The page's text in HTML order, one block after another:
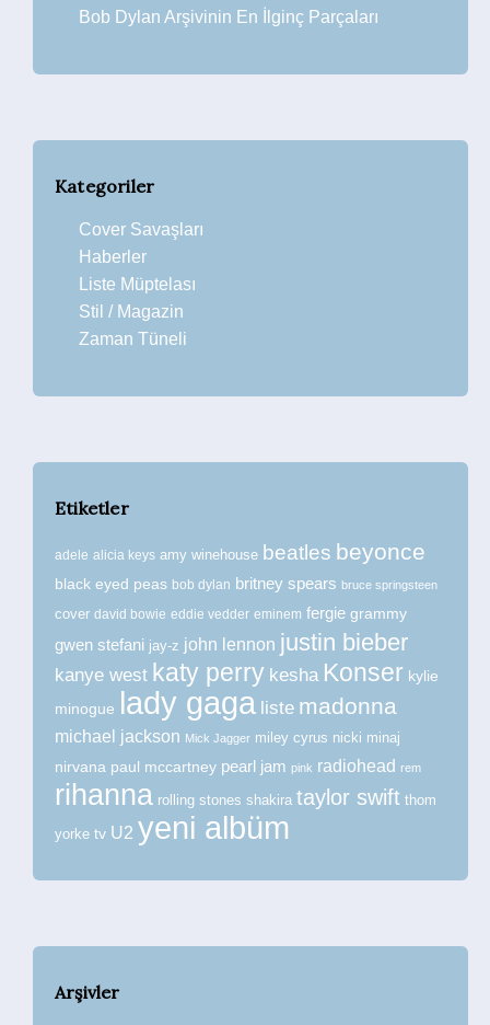
Bob Dylan Arşivinin En İlginç Parçaları
Kategoriler
Cover Savaşları
Haberler
Liste Müptelası
Stil / Magazin
Zaman Tüneli
Etiketler
adele alicia keys amy winehouse beatles beyonce
black eyed peas bob dylan britney spears bruce springsteen
cover david bowie eddie vedder eminem fergie grammy
gwen stefani jay-z john lennon justin bieber
kanye west katy perry kesha Konser kylie
minogue lady gaga liste madonna
michael jackson Mick Jagger miley cyrus nicki minaj
nirvana paul mccartney pearl jam pink radiohead rem
rihanna rolling stones shakira taylor swift thom
yorke tv U2 yeni albüm
Arşivler